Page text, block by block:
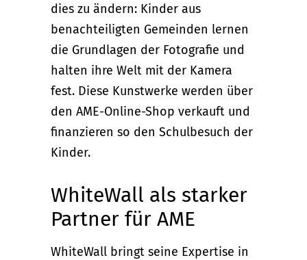
dies zu ändern: Kinder aus
benachteiligten Gemeinden lernen
die Grundlagen der Fotografie und
halten ihre Welt mit der Kamera
fest. Diese Kunstwerke werden über
den AME-Online-Shop verkauft und
finanzieren so den Schulbesuch der
Kinder.
WhiteWall als starker
Partner für AME
WhiteWall bringt seine Expertise in